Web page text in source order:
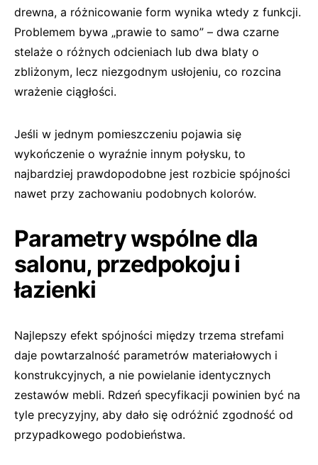
drewna, a różnicowanie form wynika wtedy z funkcji.
Problemem bywa „prawie to samo” – dwa czarne
stelaże o różnych odcieniach lub dwa blaty o
zbliżonym, lecz niezgodnym usłojeniu, co rozcina
wrażenie ciągłości.
Jeśli w jednym pomieszczeniu pojawia się
wykończenie o wyraźnie innym połysku, to
najbardziej prawdopodobne jest rozbicie spójności
nawet przy zachowaniu podobnych kolorów.
Parametry wspólne dla
salonu, przedpokoju i
łazienki
Najlepszy efekt spójności między trzema strefami
daje powtarzalność parametrów materiałowych i
konstrukcyjnych, a nie powielanie identycznych
zestawów mebli. Rdzeń specyfikacji powinien być na
tyle precyzyjny, aby dało się odróżnić zgodność od
przypadkowego podobieństwa.